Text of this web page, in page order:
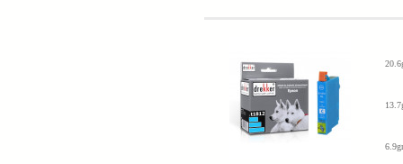
6.9gr